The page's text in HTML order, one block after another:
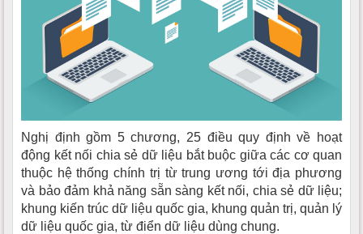
Nghị định gồm 5 chương, 25 điều quy định về hoạt
động kết nối chia sẻ dữ liệu bắt buộc giữa các cơ quan
thuộc hệ thống chính trị từ trung ương tới địa phương
và bảo đảm khả năng sẵn sàng kết nối, chia sẻ dữ liệu;
khung kiến trúc dữ liệu quốc gia, khung quản trị, quản lý
dữ liệu quốc gia, từ điển dữ liệu dùng chung.